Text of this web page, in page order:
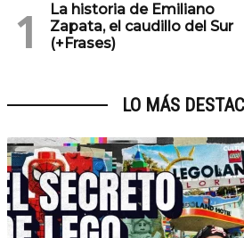
La historia de Emiliano
Zapata, el caudillo del Sur
(+Frases)
LO MÁS